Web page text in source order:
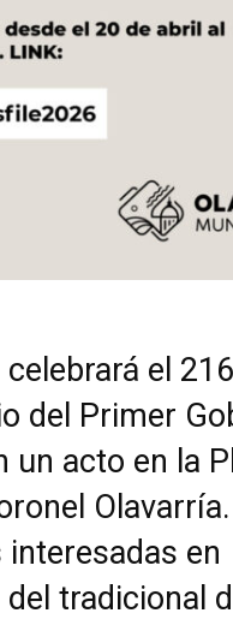
el
del Primer
un acto en la
interesadas en
tradicional